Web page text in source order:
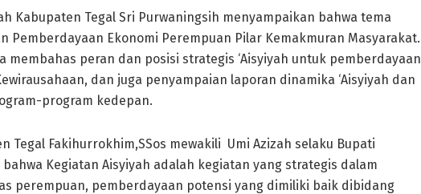
Kabupaten Tegal Sri Purwaningsih menyampaikan bahwa tema
Pemberdayaan Ekonomi Perempuan Pilar Kemakmuran Masyarakat.
membahas peran dan posisi strategis ‘Aisyiyah untuk pemberdayaan
dan juga penyampaian laporan dinamika ‘Aisyiyah dan
program kedepan.
Tegal Fakihurrokhim,SSos mewakili Umi Azizah selaku Bupati
Kegiatan Aisyiyah adalah kegiatan yang strategis dalam
perempuan, pemberdayaan potensi yang dimiliki baik dibidang